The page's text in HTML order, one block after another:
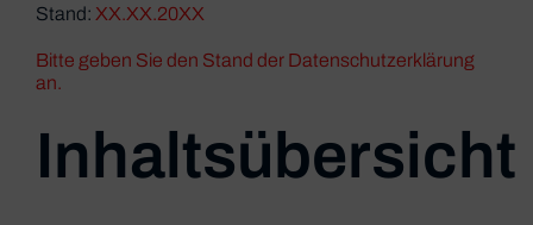
Stand: XX.XX.20XX
Bitte geben Sie den Stand der Datenschutzerklärung
an.
Inhaltsübersicht